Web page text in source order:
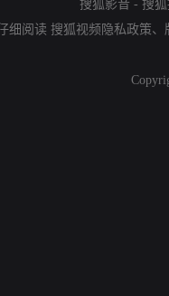
搜狐影音 - 搜
细阅读 搜狐视频隐私政策、